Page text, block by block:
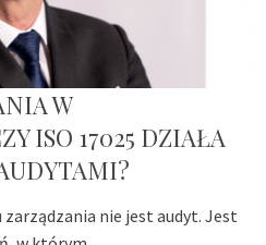
W
ISO 17025 DZIAŁA
nie jest audyt. Jest